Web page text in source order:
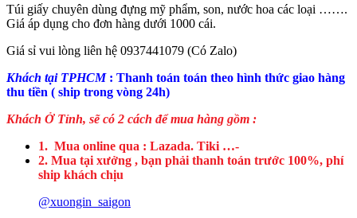
Túi giấy chuyên dùng đựng mỹ phẩm, son, nước hoa các loại …….
Giá áp dụng cho đơn hàng dưới 1000 cái.
Giá sỉ vui lòng liên hệ 0937441079 (Có Zalo)
Khách tại TPHCM: Thanh toán toán theo hình thức giao hàng
thu tiền ( ship trong vòng 24h)
Khách Ở Tỉnh, sẽ có 2 cách để mua hàng gồm :
1. Mua online qua : Lazada. Tiki …-
2. Mua tại xưởng , bạn phải thanh toán trước 100%, phí
ship khách chịu
@xuongin_saigon